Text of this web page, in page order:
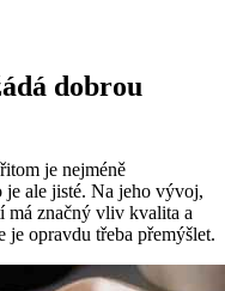
dobrou
je nejméně
je ale jisté. Na jeho vývoj,
má značný vliv kvalita a
opravdu třeba přemýšlet.